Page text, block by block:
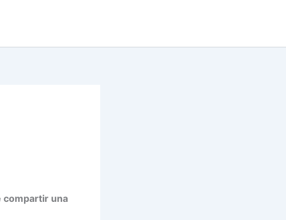
compartir una